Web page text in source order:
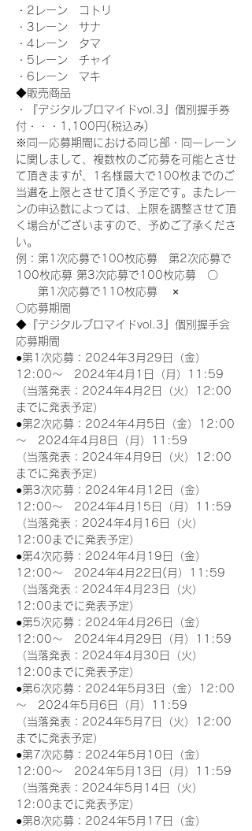
・2レーン　コトリ
・3レーン　サナ
・4レーン　タマ
・5レーン　チャイ
・6レーン　マキ
◆販売商品
・『デジタルブロマイドvol.3』個別握手券
付・・・1,100円(税込み)
※同一応募期間における同じ部・同一レーン
に関しまして、複数枚のご応募を可能とさせ
て頂きますが、1名様最大で100枚までのご
当選を上限とさせて頂く予定です。またレー
ンの申込数によっては、上限を調整させて頂
く場合がございますので、予めご了承くださ
い。
例：第1次応募で100枚応募　第2次応募で
100枚応募 第3次応募で100枚応募　〇
第1次応募で110枚応募　 ×
〇応募期間
◆『デジタルブロマイドvol.3』個別握手会
応募期間
●第1次応募：2024年3月29日（金）
12:00～　2024年4月1日（月）11:59
（当落発表：2024年4月2日（火）12:00
までに発表予定）
●第2次応募：2024年4月5日（金）12:00
～　2024年4月8日（月）11:59
（当落発表：2024年4月9日（火）12:00
までに発表予定）
●第3次応募：2024年4月12日（金）
12:00～　2024年4月15日（月）11:59
（当落発表：2024年4月16日（火）
12:00までに発表予定）
●第4次応募：2024年4月19日（金）
12:00～　2024年4月22日(月）11:59
（当落発表：2024年4月23日（火）
12:00までに発表予定）
●第5次応募：2024年4月26日（金）
12:00～　2024年4月29日（月）11:59
（当落発表：2024年4月30日（火）
12:00までに発表予定）
●第6次応募：2024年5月3日（金）12:00
～　2024年5月6日（月）11:59
（当落発表：2024年5月7日（火）12:00
までに発表予定）
●第7次応募：2024年5月10日（金）
12:00～　2024年5月13日（月）11:59
（当落発表：2024年5月14日（火）
12:00までに発表予定）
●第8次応募：2024年5月17日（金）